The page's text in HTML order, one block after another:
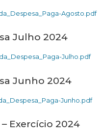
Agosto.pdf
Julho 2024
Julho.pdf
Junho 2024
Junho.pdf
Exercício 2024